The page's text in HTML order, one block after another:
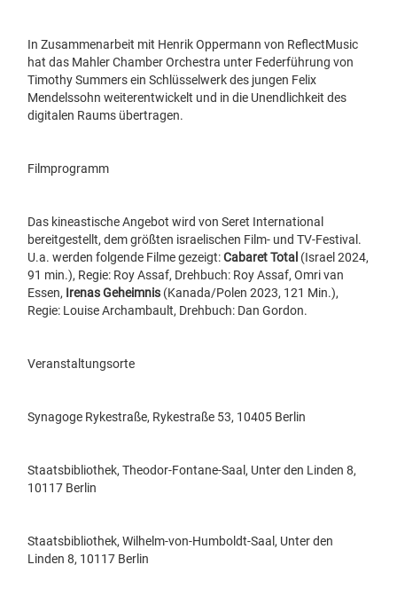
In Zusammenarbeit mit Henrik Oppermann von ReflectMusic
hat das Mahler Chamber Orchestra unter Federführung von
Timothy Summers ein Schlüsselwerk des jungen Felix
Mendelssohn weiterentwickelt und in die Unendlichkeit des
digitalen Raums übertragen.
Filmprogramm
Das kineastische Angebot wird von Seret International
bereitgestellt, dem größten israelischen Film- und TV-Festival.
U.a. werden folgende Filme gezeigt:Cabaret Total (Israel 2024,
91 min.), Regie: Roy Assaf, Drehbuch: Roy Assaf, Omri van
Essen, Irenas Geheimnis (Kanada/Polen 2023, 121 Min.),
Regie: Louise Archambault, Drehbuch: Dan Gordon.
Veranstaltungsorte
Synagoge Rykestraße, Rykestraße 53, 10405 Berlin
Staatsbibliothek, Theodor-Fontane-Saal, Unter den Linden 8,
10117 Berlin
Staatsbibliothek, Wilhelm-von-Humboldt-Saal, Unter den
Linden 8, 10117 Berlin